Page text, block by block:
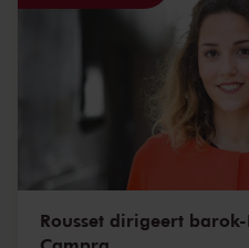
Rousset dirigeert